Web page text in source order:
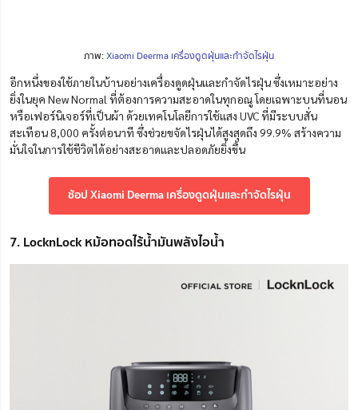
ภาพ:Xiaomi Deerma เครื่องดูดฝุ่นและกำจัดไรฝุ่น
อีกหนึ่งของใช้ภายในบ้านอย่างเครื่องดูดฝุ่นและกำจัดไรฝุ่น ซึ่งเหมาะอย่าง
ยิ่งในยุค New Normal ที่ต้องการความสะอาดในทุกอณู โดยเฉพาะบนที่นอน
หรือเฟอร์นิเจอร์ที่เป็นผ้า ด้วยเทคโนโลยีการใช้แสง UVC ที่มีระบบสั่น
สะเทือน 8,000 ครั้งต่อนาที ซึ่งช่วยขจัดไรฝุ่นได้สูงสุดถึง 99.9% สร้างความ
มั่นใจในการใช้ชีวิตได้อย่างสะอาดและปลอดภัยยิ่งขึ้น
ช้อป Xiaomi Deerma เครื่องดูดฝุ่นและกำจัดไรฝุ่น
7. LocknLock หม้อทอดไร้น้ำมันพลังไอน้ำ